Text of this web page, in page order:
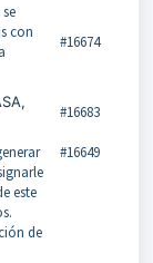
con
#16674
#16683
este
de
#16649